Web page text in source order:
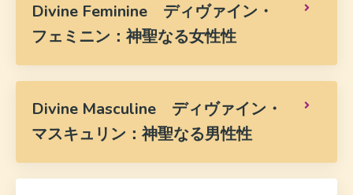
Divine Feminine ディヴァイン・
フェミニン：神聖なる女性性
Divine Masculine ディヴァイン・
マスキュリン：神聖なる男性性